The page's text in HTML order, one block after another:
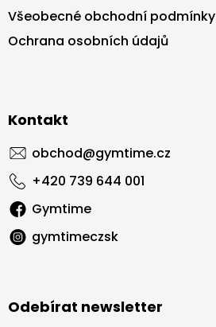
Všeobecné obchodní podmínky
Ochrana osobních údajů
Kontakt
obchod@gymtime.cz
+420 739 644 001
Gymtime
gymtimeczsk
Odebírat newsletter